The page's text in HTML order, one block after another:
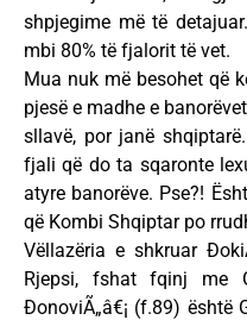
shpjegime më të
mbi 80% të fjalorit të vet.
Mua nuk më besohet që
pjesë e madhe e
sllavë, por janë
fjali që do ta sqaronte
atyre banorëve. Pse?!
që Kombi Shqiptar po
Vëllazëria e shkruar
Rjepsi, fshat fqinj me
ÐonoviÃ„â€¡ (f.89) është